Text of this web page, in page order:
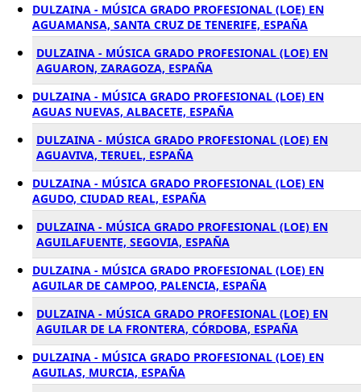
DULZAINA - MÚSICA GRADO PROFESIONAL (LOE) EN
AGUAMANSA, SANTA CRUZ DE TENERIFE, ESPAÑA
DULZAINA - MÚSICA GRADO PROFESIONAL (LOE) EN
AGUARON, ZARAGOZA, ESPAÑA
DULZAINA - MÚSICA GRADO PROFESIONAL (LOE) EN
AGUAS NUEVAS, ALBACETE, ESPAÑA
DULZAINA - MÚSICA GRADO PROFESIONAL (LOE) EN
AGUAVIVA, TERUEL, ESPAÑA
DULZAINA - MÚSICA GRADO PROFESIONAL (LOE) EN
AGUDO, CIUDAD REAL, ESPAÑA
DULZAINA - MÚSICA GRADO PROFESIONAL (LOE) EN
AGUILAFUENTE, SEGOVIA, ESPAÑA
DULZAINA - MÚSICA GRADO PROFESIONAL (LOE) EN
AGUILAR DE CAMPOO, PALENCIA, ESPAÑA
DULZAINA - MÚSICA GRADO PROFESIONAL (LOE) EN
AGUILAR DE LA FRONTERA, CÓRDOBA, ESPAÑA
DULZAINA - MÚSICA GRADO PROFESIONAL (LOE) EN
AGUILAS, MURCIA, ESPAÑA